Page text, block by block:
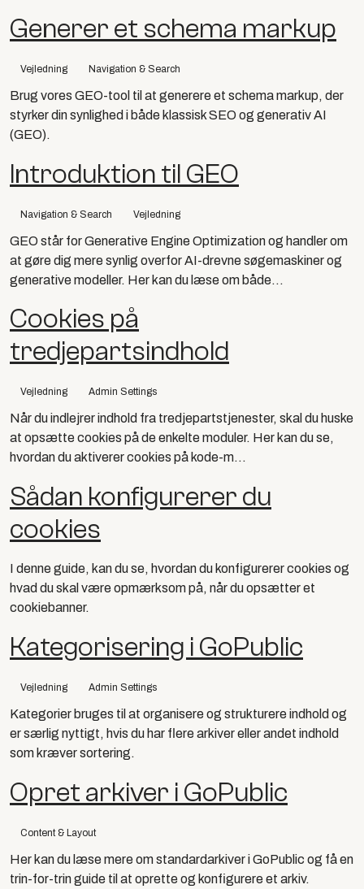
Generer et schema markup
Vejledning Navigation & Search
Brug vores GEO-tool til at generere et schema markup, der
styrker din synlighed i både klassisk SEO og generativ AI
(GEO).
Introduktion til GEO
Navigation & Search Vejledning
GEO står for Generative Engine Optimization og handler om
at gøre dig mere synlig overfor AI-drevne søgemaskiner og
generative modeller. Her kan du læse om både...
Cookies på
tredjepartsindhold
Vejledning Admin Settings
Når du indlejrer indhold fra tredjepartstjenester, skal du huske
at opsætte cookies på de enkelte moduler. Her kan du se,
hvordan du aktiverer cookies på kode-m...
Sådan konfigurerer du
cookies
I denne guide, kan du se, hvordan du konfigurerer cookies og
hvad du skal være opmærksom på, når du opsætter et
cookiebanner.
Kategorisering i GoPublic
Vejledning Admin Settings
Kategorier bruges til at organisere og strukturere indhold og
er særlig nyttigt, hvis du har flere arkiver eller andet indhold
som kræver sortering.
Opret arkiver i GoPublic
Content & Layout
Her kan du læse mere om standardarkiver i GoPublic og få en
trin-for-trin guide til at oprette og konfigurere et arkiv.